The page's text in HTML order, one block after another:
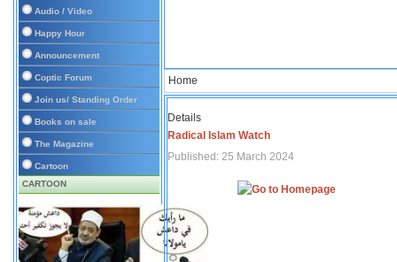
Audio / Video
Happy Hour
Announcement
Coptic Forum
Join us/ Standing Order
Books on sale
The Magazine
Cartoon
CARTOON
Home
Details
Radical Islam Watch
Published: 25 March 2024